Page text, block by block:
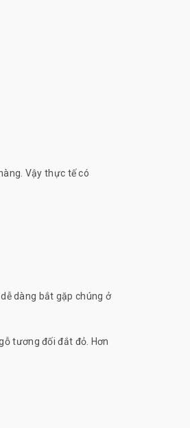
Vậy thực tế có
dàng bắt gặp chúng ở
tương đối đắt đỏ. Hơn